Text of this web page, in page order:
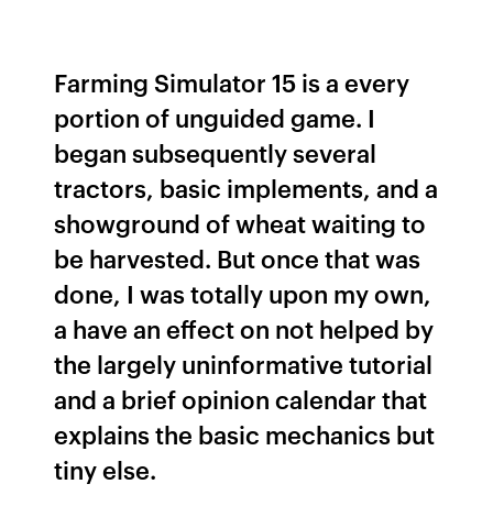
Farming Simulator 15 is a every
portion of unguided game. I
began subsequently several
tractors, basic implements, and a
showground of wheat waiting to
be harvested. But once that was
done, I was totally upon my own,
a have an effect on not helped by
the largely uninformative tutorial
and a brief opinion calendar that
explains the basic mechanics but
tiny else.